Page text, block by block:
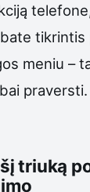
meniu –
praversti.
triuką